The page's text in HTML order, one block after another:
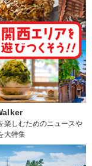
楽しむためのニュースや
大特集